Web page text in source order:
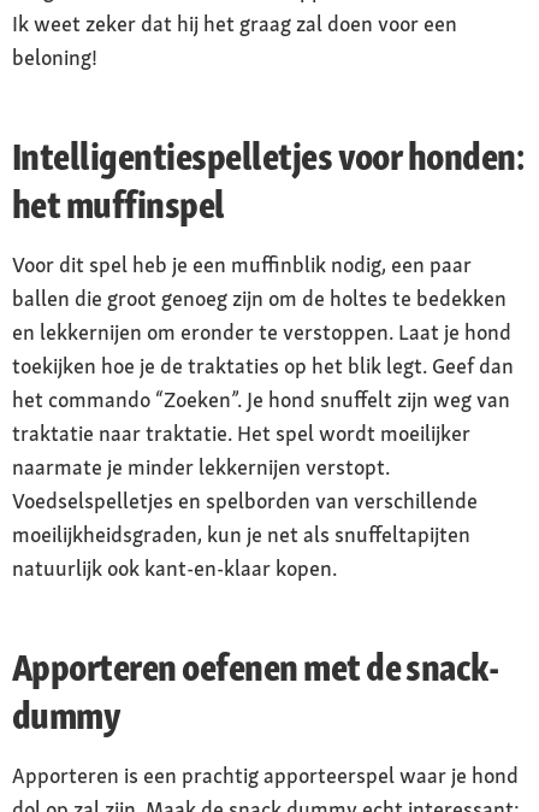
Ik weet zeker dat hij het graag zal doen voor een
beloning!
Intelligentiespelletjes voor honden:
het muffinspel
Voor dit spel heb je een muffinblik nodig, een paar
ballen die groot genoeg zijn om de holtes te bedekken
en lekkernijen om eronder te verstoppen. Laat je hond
toekijken hoe je de traktaties op het blik legt. Geef dan
het commando “Zoeken”. Je hond snuffelt zijn weg van
traktatie naar traktatie. Het spel wordt moeilijker
naarmate je minder lekkernijen verstopt.
Voedselspelletjes en spelborden van verschillende
moeilijkheidsgraden, kun je net als snuffeltapijten
natuurlijk ook kant-en-klaar kopen.
Apporteren oefenen met de snack-
dummy
Apporteren is een prachtig apporteerspel waar je hond